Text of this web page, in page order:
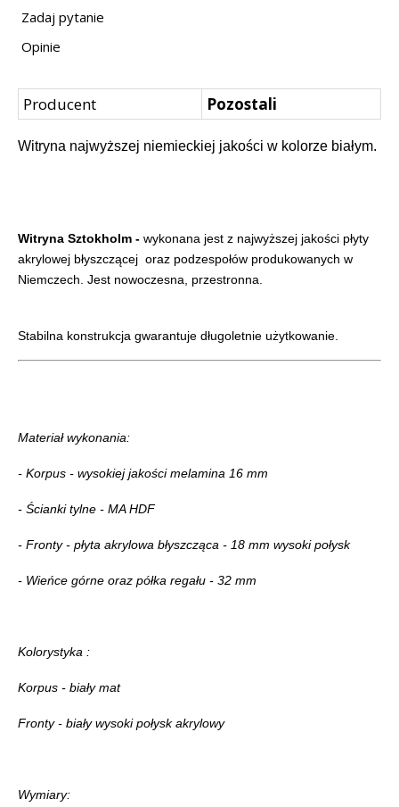
Zadaj pytanie
Opinie
Producent Pozostali
Witryna najwyższej niemieckiej jakości w kolorze białym.
Witryna Sztokholm - wykonana jest z najwyższej jakości płyty
akrylowej błyszczącej oraz podzespołów produkowanych w
Niemczech. Jest nowoczesna, przestronna.
Stabilna konstrukcja gwarantuje długoletnie użytkowanie.
Materiał wykonania:
- Korpus - wysokiej jakości melamina 16 mm
- Ścianki tylne - MA HDF
- Fronty - płyta akrylowa błyszcząca - 18 mm wysoki połysk
- Wieńce górne oraz półka regału - 32 mm
Kolorystyka :
Korpus - biały mat
Fronty - biały wysoki połysk akrylowy
Wymiary: